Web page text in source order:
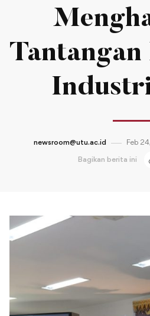
Tantangan
newsroom@utu.ac.id Feb
Bagikan berita ini